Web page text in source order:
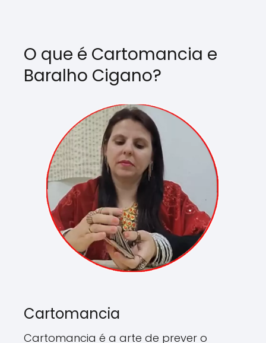
O que é Cartomancia e
Baralho Cigano?
Cartomancia
Cartomancia é a arte de prever o